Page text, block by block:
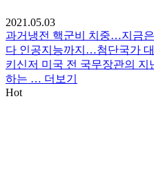
2021.05.03
과거냉전 핵군비 치중…지금
다 인공지능까지…첨단국가
키신저 미국 전 국무장관의
하는 … 더보기
Hot